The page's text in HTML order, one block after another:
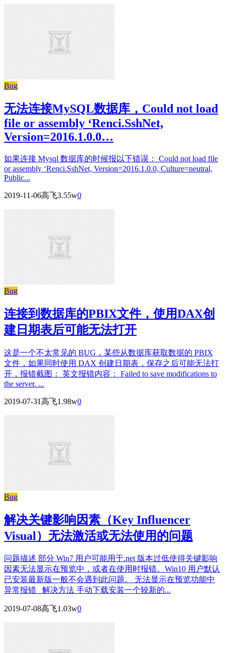
Bug
无法连接MySQL数据库，Could not load
file or assembly ‘Renci.SshNet,
Version=2016.1.0.0…
如果连接 Mysql 数据库的时候报以下错误： Could not load file
or assembly ‘Renci.SshNet, Version=2016.1.0.0, Culture=neutral,
Public...
2019-11-06高飞3.55w0
Bug
连接到数据库的PBIX文件，使用DAX创
建日期表后可能无法打开
这是一个不太常见的 BUG，某些从数据库获取数据的 PBIX
文件，如果同时使用 DAX 创建日期表，保存之后可能无法打
开，报错截图： 英文报错内容： Failed to save modifications to
the server. ...
2019-07-31高飞1.98w0
Bug
解决关键影响因素（Key Influencer
Visual）无法激活或无法使用的问题
问题描述 部分 Win7 用户可能用于.net 版本过低使得关键影响
因素无法显示在预览中，或者在使用时报错。Win10 用户默认
已安装最新版一般不会遇到此问题。 无法显示在预览功能中
异常报错 解决方法 手动下载安装一个较新的...
2019-07-08高飞1.03w0